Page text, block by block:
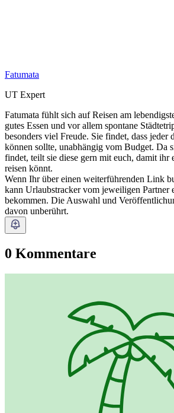
Fatumata
UT Expert
Fatumata fühlt sich auf Reisen am
gutes Essen und vor allem spontane
besonders viel Freude. Sie findet, dass jeder
können sollte, unabhängig vom Budget. Da
findet, teilt sie diese gern mit euch, damit ihr
reisen könnt.
Wenn Ihr über einen weiterführenden Link
kann Urlaubstracker vom jeweiligen Partner
bekommen. Die Auswahl und
davon unberührt.
0 Kommentare